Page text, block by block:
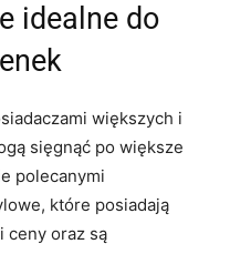
idealne do
większych i
sięgnąć po większe
polecanymi
które posiadają
ceny oraz są